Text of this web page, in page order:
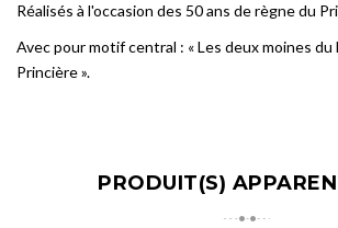
Réalisés à l'occasion des 50 ans de règne du
Avec pour motif central : «Les deux moines du
Princière».
PRODUIT(S)